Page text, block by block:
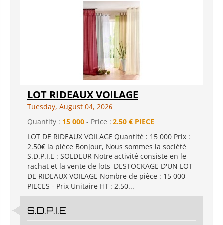
LOT RIDEAUX VOILAGE
Tuesday, August 04, 2026
Quantity : 15 000 - Price : 2.50 € PIECE
LOT DE RIDEAUX VOILAGE Quantité : 15 000 Prix :
2.50€ la pièce Bonjour, Nous sommes la société
S.D.P.I.E : SOLDEUR Notre activité consiste en le
rachat et la vente de lots. DESTOCKAGE D'UN LOT
DE RIDEAUX VOILAGE Nombre de pièce : 15 000
PIECES - Prix Unitaire HT : 2.50...
S.D.P.I.E